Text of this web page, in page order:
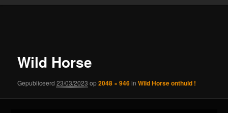
Wild Horse
Gepubliceerd23/03/2023 op2048 × 946inWild Horse onthuld !